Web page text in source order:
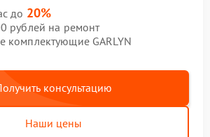
до 20%
рублей на ремонт
комплектующие GARLYN
консультацию
Наши цены